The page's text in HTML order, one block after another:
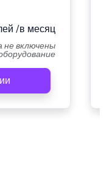
/в месяц
включены